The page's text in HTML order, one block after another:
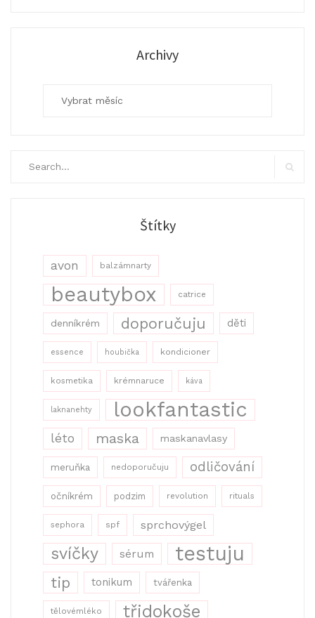
Archivy
Štítky
avon balzámnarty
beautybox catrice
denníkrém doporučuju děti
essence houbička kondicioner
kosmetika krémnaruce káva
laknanehty lookfantastic
léto maska maskanavlasy
meruňka nedoporučuju odličování
očníkrém podzim revolution rituals
sephora spf sprchovýgel
svíčky sérum testuju
tip tonikum tvářenka
tělovémléko třidokoše